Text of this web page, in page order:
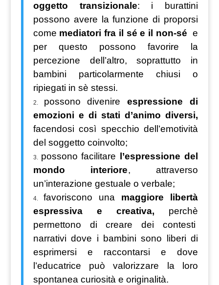
oggetto transizionale: i burattini
possono avere la funzione di proporsi
come mediatori fra il sé e il non-sé e
per questo possono favorire la
percezione dell’altro, soprattutto in
bambini particolarmente chiusi o
ripiegati in sè stessi.
possono divenireespressione di
emozioni e di stati d’animo diversi,
facendosi così specchio dell’emotività
del soggetto coinvolto;
possono facilitare l’espressione del
mondo interiore, attraverso
un’interazione gestuale o verbale;
favoriscono una maggiore libertà
espressiva e creativa, perchè
permettono di creare dei contesti
narrativi dove i bambini sono liberi di
esprimersi e raccontarsi e dove
l’educatrice può valorizzare la loro
spontanea curiosità e originalità.